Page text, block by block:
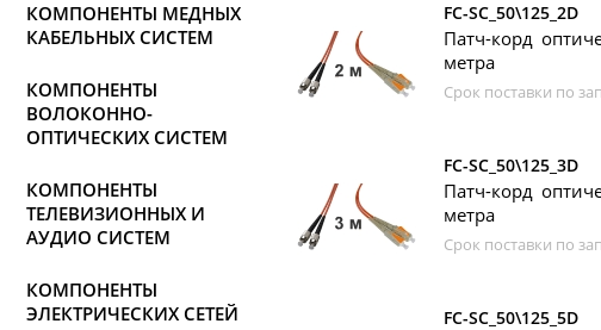
КОМПОНЕНТЫ МЕДНЫХ
КАБЕЛЬНЫХ СИСТЕМ
КОМПОНЕНТЫ
ВОЛОКОННО-
ОПТИЧЕСКИХ СИСТЕМ
КОМПОНЕНТЫ
ТЕЛЕВИЗИОННЫХ И
АУДИО СИСТЕМ
КОМПОНЕНТЫ
ЭЛЕКТРИЧЕСКИХ СЕТЕЙ
FC-SC_50\125_2D
Патч-корд
метра
Срок поставки по
FC-SC_50\125_3D
Патч-корд
метра
Срок поставки по
FC-SC_50\125_5D